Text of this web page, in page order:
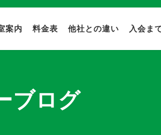
案内 料金表 他社との違い 入会ま
ブログ